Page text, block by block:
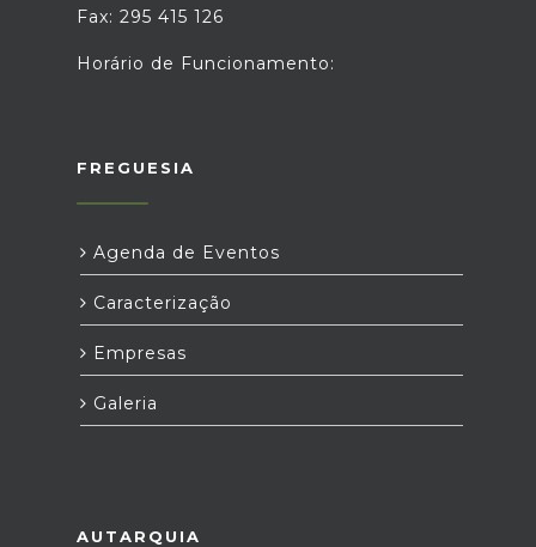
Fax: 295 415 126
Horário de Funcionamento:
FREGUESIA
Agenda de Eventos
Caracterização
Empresas
Galeria
AUTARQUIA